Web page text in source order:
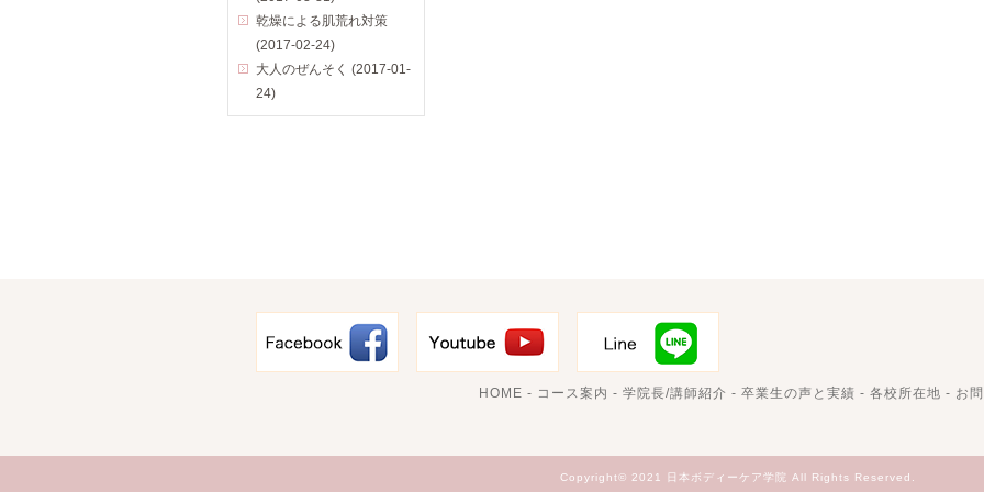
乾燥による肌荒れ対策
(2017-02-24)
大人のぜんそく (2017-01-
24)
HOME - コース案内 - 学院長/講師紹介 - 卒業生の声と実績 - 各校所在地 - お
Copyright© 2021 日本ボディーケア学院 All Rights Reserved.